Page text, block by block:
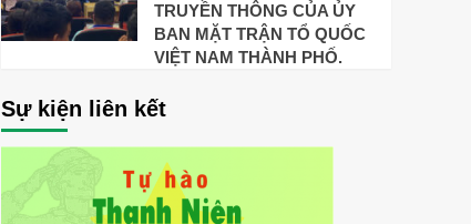
TRUYỀN THÔNG CỦA ỦY
BAN MẶT TRẬN TỔ QUỐC
VIỆT NAM THÀNH PHỐ.
Sự kiện liên kết